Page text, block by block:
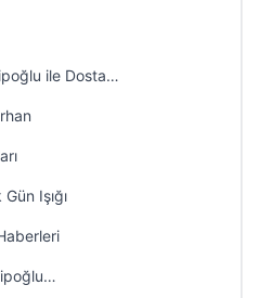
ile Dosta…
Işığı